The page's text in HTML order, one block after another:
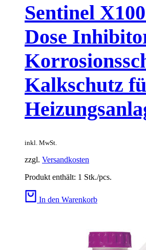
Sentinel
Dose
Kalkschutz
inkl. MwSt.
zzgl. Versandkosten
Produkt enthält: 1 Stk./pcs.
In den Warenkorb